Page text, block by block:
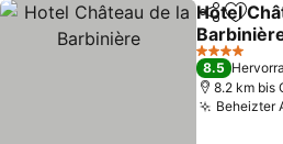
TeilenZu
Hotel
Preise
4 Sterne
8.5
8.2 km bis
Beheizter